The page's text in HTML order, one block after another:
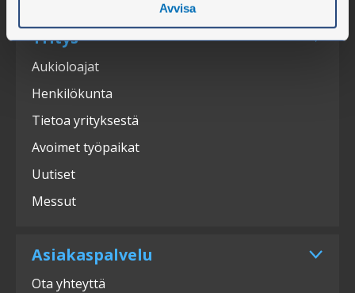
Avvisa
Yritys
Aukioloajat
Henkilökunta
Tietoa yrityksestä
Avoimet työpaikat
Uutiset
Messut
Asiakaspalvelu
Ota yhteyttä